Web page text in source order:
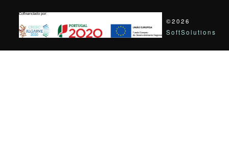
©2026
SoftSolutions